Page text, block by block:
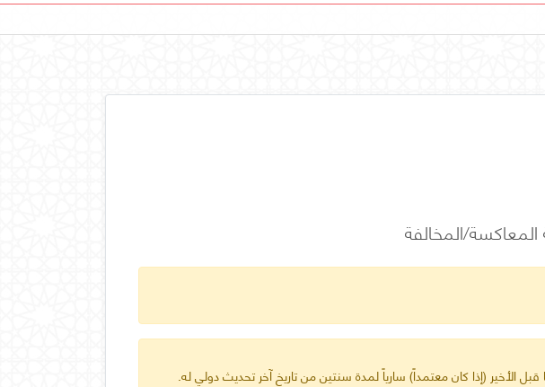
الأخير (إذا كان معتمداً) سارياً لمدة سنتين من تاريخ آخر تحديث دولي له.